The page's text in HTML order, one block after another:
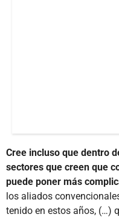
Cree incluso que dentro
sectores que creen que
puede poner más
los aliados
tenido en estos años, (…)